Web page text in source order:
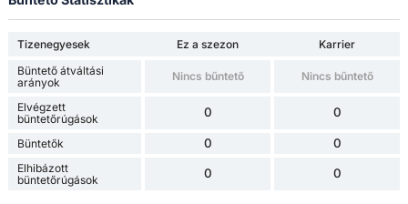
Tizenegyesek Ez a szezon
Karrier
Büntető átváltási
arányok
Nincs bűntető Nincs bűntető
Elvégzett
büntetőrúgások
0 0
Büntetők 0 0
Elhibázott
büntetőrúgások
0 0